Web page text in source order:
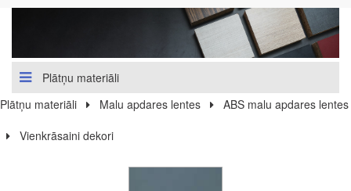
Plātņu materiāli
Plātņu materiāli
Malu apdares lentes
ABS malu apdares lentes
Vienkrāsaini dekori